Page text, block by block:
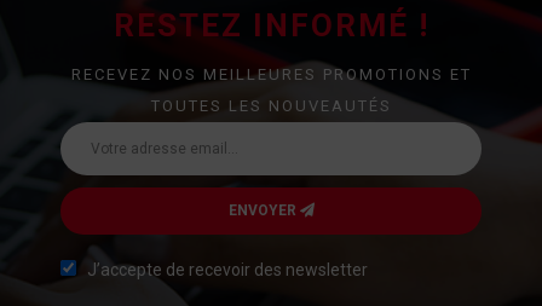
RESTEZ INFORMÉ !
RECEVEZ NOS MEILLEURES PROMOTIONS ET
TOUTES LES NOUVEAUTÉS
ENVOYER
J’accepte de recevoir des newsletter